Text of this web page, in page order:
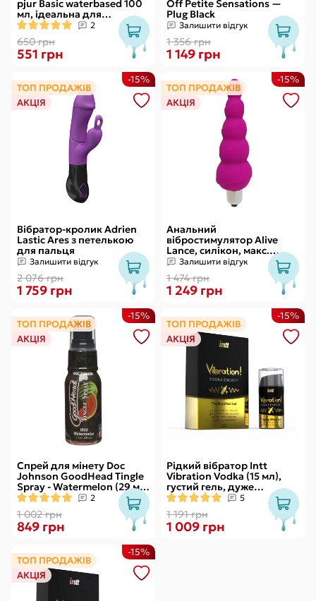
pjur Basic waterbased 100
мл, ідеальна для
новачків, найкраща ціна/
якість
2
650 грн
551 грн
Off Petite Sensations —
Plug Black
Залишити відгук
1 356 грн
1 149 грн
ТОП ПРОДАЖІВ
АКЦІЯ
Вібратор-кролик Adrien
Lastic Ares з петелькою
для пальця
Залишити відгук
2 076 грн
-15%
1 759 грн
ТОП ПРОДАЖІВ
АКЦІЯ
Анальний
вібростимулятор Alive
Lance, силікон, макс.
діаметр 2,9 см
(передостання кулька)
Залишити відгук
1 474 грн
-15%
1 249 грн
ТОП ПРОДАЖІВ
АКЦІЯ
Спрей для мінету Doc
Johnson GoodHead Tingle
Spray - Watermelon (29 мл)
зі стимулювальним
ефектом
2
1 002 грн
-15%
849 грн
ТОП ПРОДАЖІВ
АКЦІЯ
Рідкий вібратор Intt
Vibration Vodka (15 мл),
густий гель, дуже
смачний, діє до 30 хвилин
5
1 191 грн
-15%
1 009 грн
ТОП ПРОДАЖІВ
АКЦІЯ
-15%